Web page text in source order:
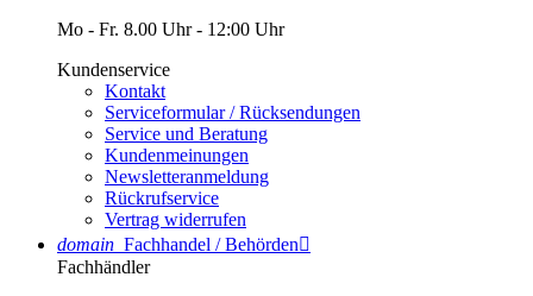
Mo - Fr. 8.00 Uhr - 12:00 Uhr
Kundenservice
Kontakt
Serviceformular / Rücksendungen
Service und Beratung
Kundenmeinungen
Newsletteranmeldung
Rückrufservice
Vertrag widerrufen
domain Fachhandel / Behörden
Fachhändler